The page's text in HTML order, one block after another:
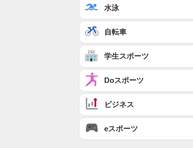
水泳
自転車
学生スポーツ
Doスポーツ
ビジネス
eスポーツ